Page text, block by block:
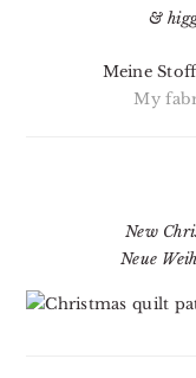
Meine
My
New
Neue